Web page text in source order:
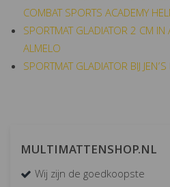
COMBAT SPORTS ACADEMY
SPORTMAT GLADIATOR 2 CM IN
ALMELO
SPORTMAT GLADIATOR BIJ
MULTIMATTENSHOP.NL
Wij zijn de goedkoopste